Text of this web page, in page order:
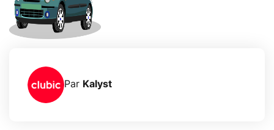
Par Kalyst